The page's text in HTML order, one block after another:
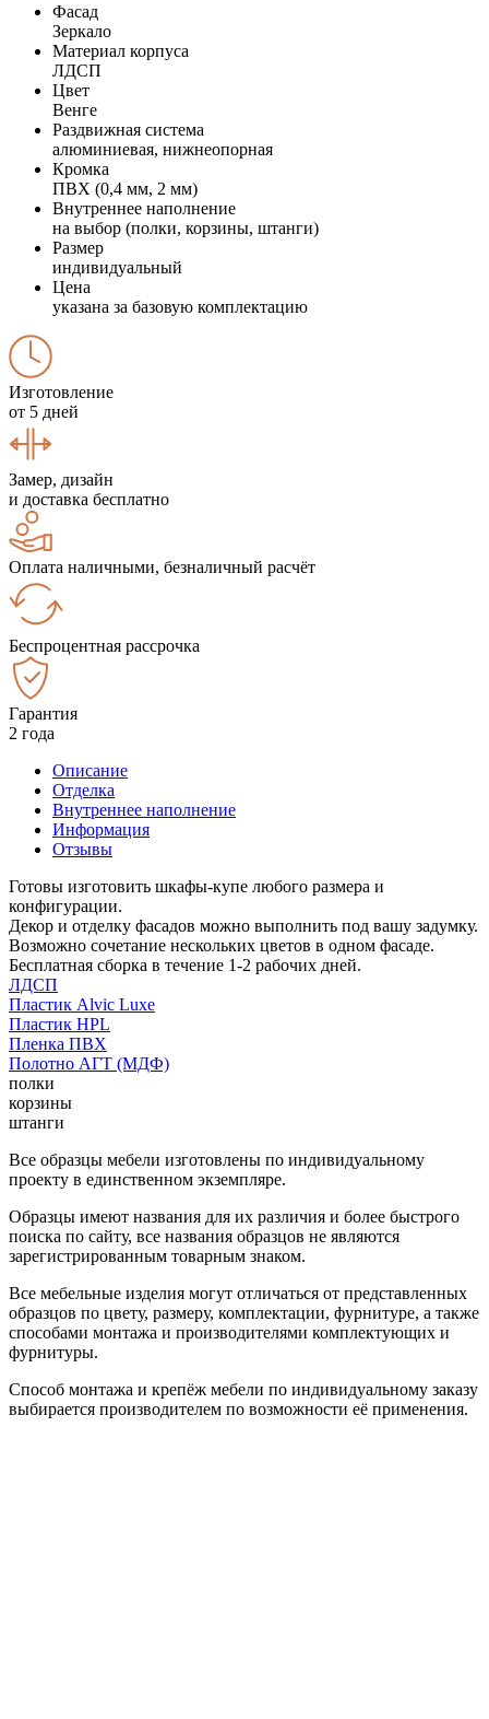
Фасад
Зеркало
Материал корпуса
ЛДСП
Цвет
Венге
Раздвижная система
алюминиевая, нижнеопорная
Кромка
ПВХ (0,4 мм, 2 мм)
Внутреннее наполнение
на выбор (полки, корзины, штанги)
Размер
индивидуальный
Цена
указана за базовую комплектацию
Изготовление
от 5 дней
Замер, дизайн
и доставка бесплатно
Оплата наличными, безналичный расчёт
Беспроцентная рассрочка
Гарантия
2 года
Описание
Отделка
Внутреннее наполнение
Информация
Отзывы
Готовы изготовить шкафы-купе любого размера и
конфигурации.
Декор и отделку фасадов можно выполнить под вашу задумку.
Возможно сочетание нескольких цветов в одном фасаде.
Бесплатная сборка в течение 1-2 рабочих дней.
ЛДСП
Пластик Alvic Luxe
Пластик HPL
Пленка ПВХ
Полотно АГТ (МДФ)
полки
корзины
штанги
Все образцы мебели изготовлены по индивидуальному
проекту в единственном экземпляре.
Образцы имеют названия для их различия и более быстрого
поиска по сайту, все названия образцов не являются
зарегистрированным товарным знаком.
Все мебельные изделия могут отличаться от представленных
образцов по цвету, размеру, комплектации, фурнитуре, а также
способами монтажа и производителями комплектующих и
фурнитуры.
Способ монтажа и крепёж мебели по индивидуальному заказу
выбирается производителем по возможности её применения.